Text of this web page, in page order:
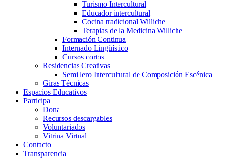
Turismo Intercultural
Educador intercultural
Cocina tradicional Williche
Terapias de la Medicina Williche
Formación Continua
Internado Lingüístico
Cursos cortos
Residencias Creativas
Semillero Intercultural de Composición Escénica
Giras Técnicas
Espacios Educativos
Participa
Dona
Recursos descargables
Voluntariados
Vitrina Virtual
Contacto
Transparencia